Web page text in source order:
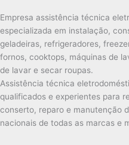
Empresa assistência técnica
especializada em instalação,
geladeiras, refrigeradores,
fornos, cooktops, máquinas de
de lavar e secar roupas.
Assistência técnica
qualificados e experientes para
conserto, reparo e manutenção
nacionais de todas as marcas e